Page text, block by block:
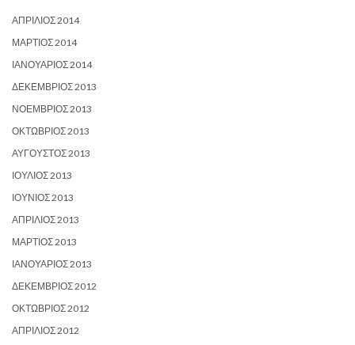
ΑΠΡΊΛΙΟΣ 2014
ΜΆΡΤΙΟΣ 2014
ΙΑΝΟΥΆΡΙΟΣ 2014
ΔΕΚΈΜΒΡΙΟΣ 2013
ΝΟΈΜΒΡΙΟΣ 2013
ΟΚΤΏΒΡΙΟΣ 2013
ΑΎΓΟΥΣΤΟΣ 2013
ΙΟΎΛΙΟΣ 2013
ΙΟΎΝΙΟΣ 2013
ΑΠΡΊΛΙΟΣ 2013
ΜΆΡΤΙΟΣ 2013
ΙΑΝΟΥΆΡΙΟΣ 2013
ΔΕΚΈΜΒΡΙΟΣ 2012
ΟΚΤΏΒΡΙΟΣ 2012
ΑΠΡΊΛΙΟΣ 2012